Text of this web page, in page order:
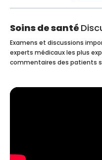
Soins de santé
Examens et discussions
experts médicaux les plus
commentaires des patients